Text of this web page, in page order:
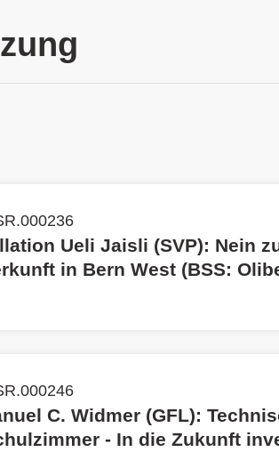
Ueli Jaisli (SVP): Nein
in Bern West (BSS:
C. Widmer (GFL):
- In die Zukunft